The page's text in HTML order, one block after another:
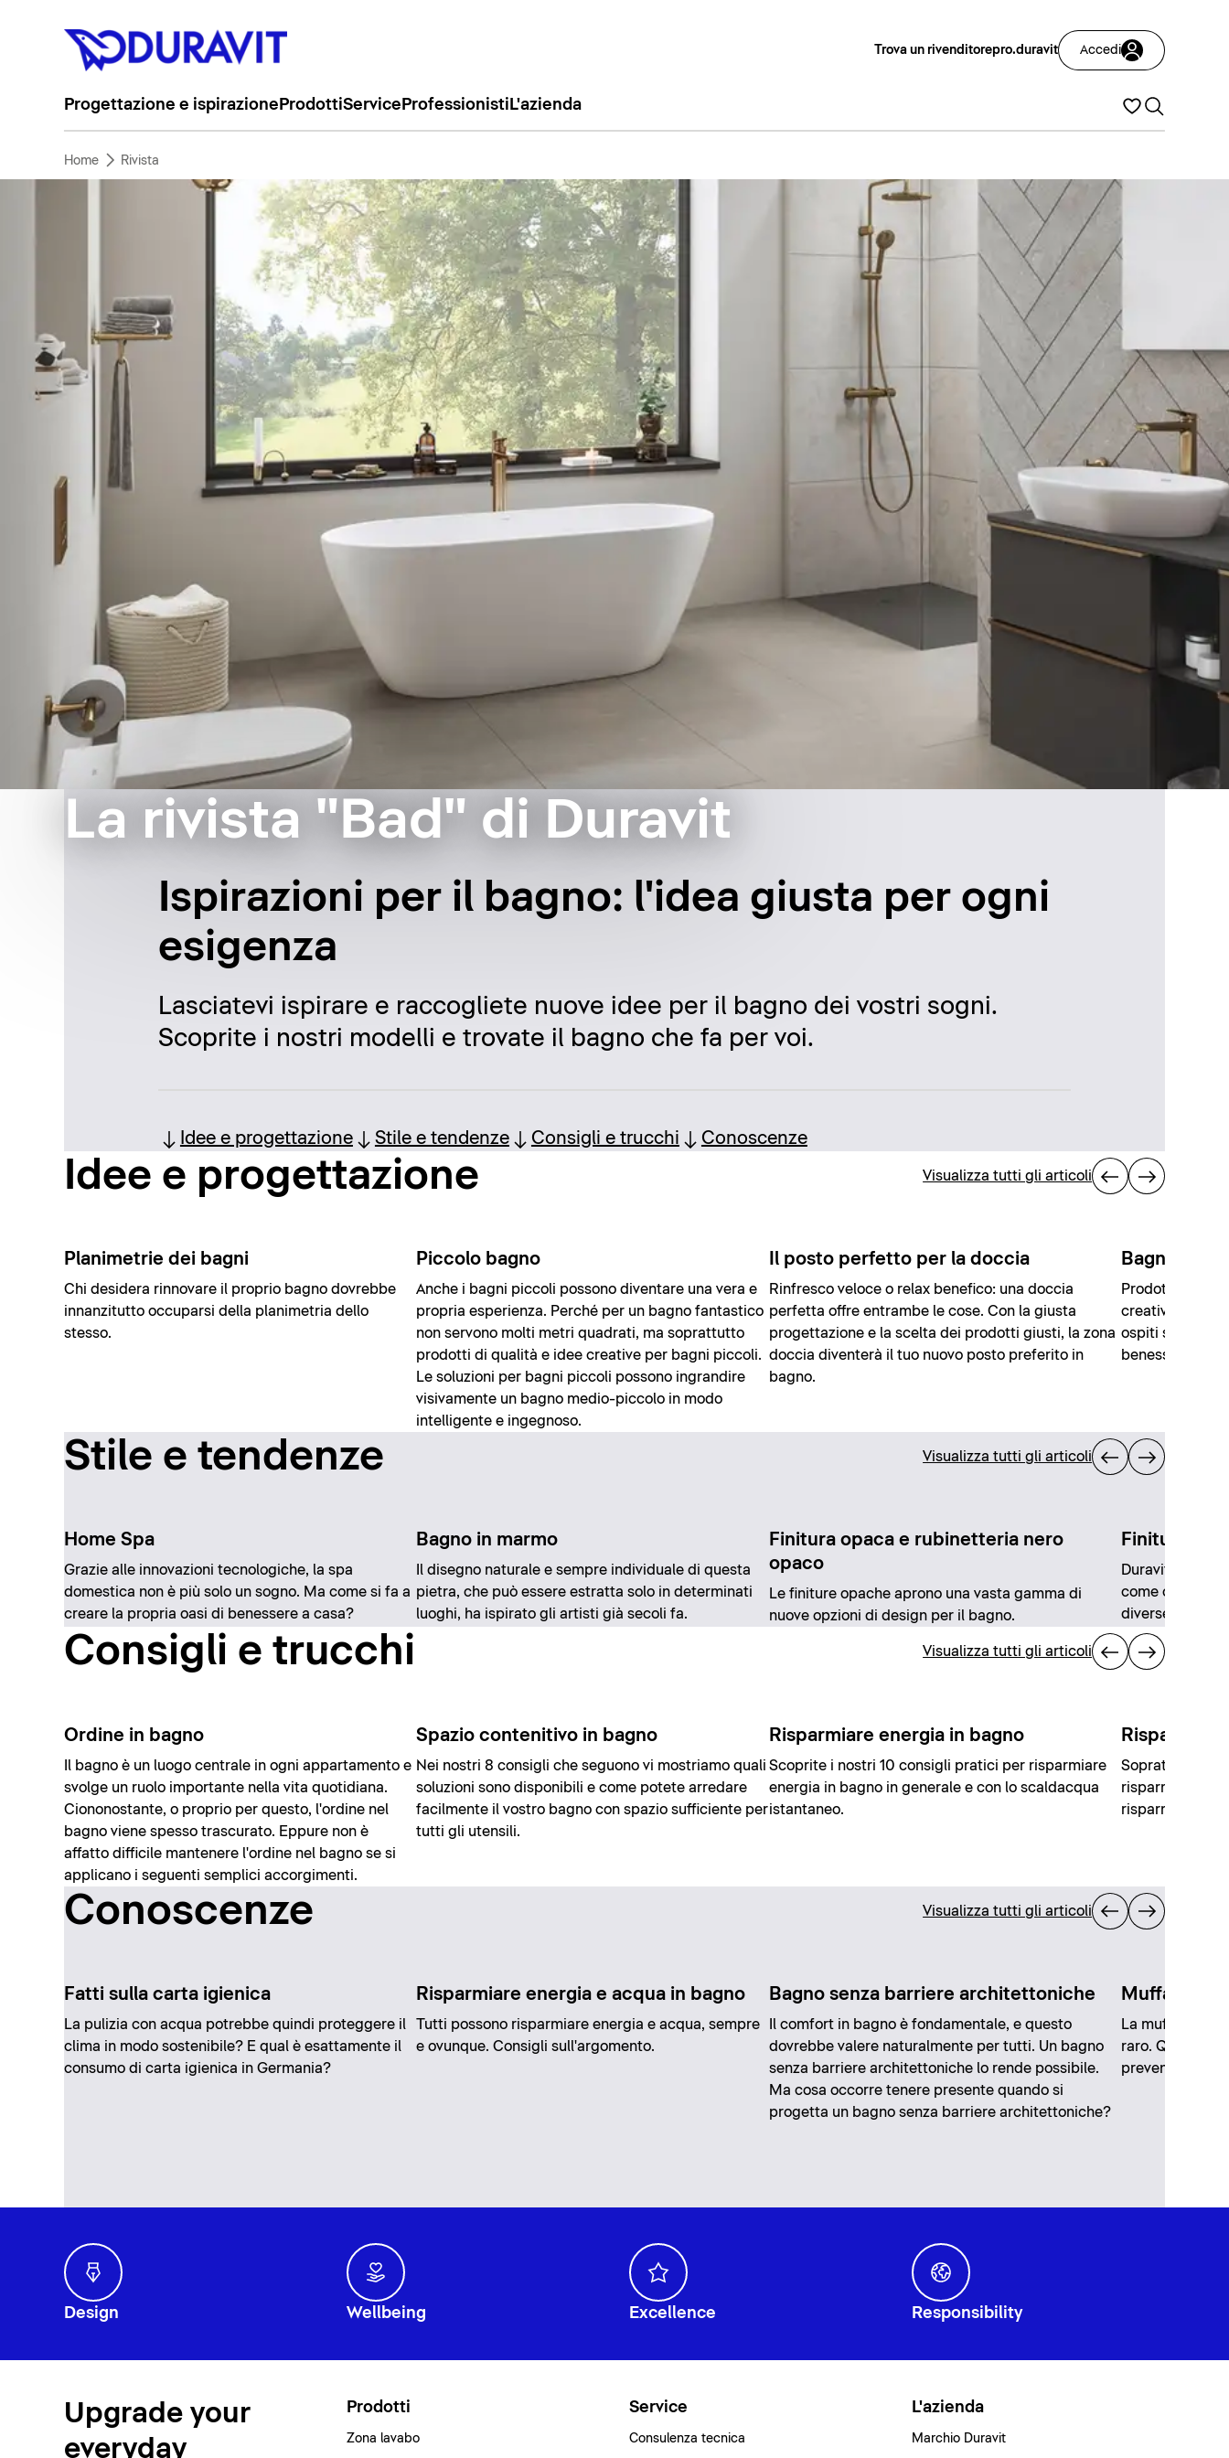
Trova un rivenditorepro.duravit Accedi
Progettazione e ispirazione ProdottiService Professionisti L'azienda
Home Rivista
La rivista "Bad" di Duravit
Ispirazioni per il bagno: l'idea giusta per ogni
esigenza
Lasciatevi ispirare e raccogliete nuove idee per il bagno dei vostri sogni.
Scoprite i nostri modelli e trovate il bagno che fa per voi.
Idee e progettazione Stile e tendenze Consigli e trucchi Conoscenze
Idee e progettazione Visualizza tutti gli articoli
Planimetrie dei bagni
Chi desidera rinnovare il proprio bagno dovrebbe
innanzitutto occuparsi della planimetria dello
stesso.
Piccolo bagno
Anche i bagni piccoli possono diventare una vera e
propria esperienza. Perché per un bagno fantastico
non servono molti metri quadrati, ma soprattutto
prodotti di qualità e idee creative per bagni piccoli.
Le soluzioni per bagni piccoli possono ingrandire
visivamente un bagno medio-piccolo in modo
intelligente e ingegnoso.
Il posto perfetto per la doccia
Rinfresco veloce o relax benefico: una doccia
perfetta offre entrambe le cose. Con la giusta
progettazione e la scelta dei prodotti giusti, la zona
doccia diventerà il tuo nuovo posto preferito in
bagno.
Bagni per
Prodotti
creatività
ospiti spoglio
benessere.
Stile e tendenze Visualizza tutti gli articoli
Home Spa
Grazie alle innovazioni tecnologiche, la spa
domestica non è più solo un sogno. Ma come si fa a
creare la propria oasi di benessere a casa?
Bagno in marmo
Il disegno naturale e sempre individuale di questa
pietra, che può essere estratta solo in determinati
luoghi, ha ispirato gli artisti già secoli fa.
Finitura opaca e rubinetteria nero
opaco
Le finiture opache aprono una vasta gamma di
nuove opzioni di design per il bagno.
Finiture nel
Duravit offre
come oro
diverse
Consigli e trucchi Visualizza tutti gli articoli
Ordine in bagno
Il bagno è un luogo centrale in ogni appartamento e
svolge un ruolo importante nella vita quotidiana.
Ciononostante, o proprio per questo, l'ordine nel
bagno viene spesso trascurato. Eppure non è
affatto difficile mantenere l'ordine nel bagno se si
applicano i seguenti semplici accorgimenti.
Spazio contenitivo in bagno
Nei nostri 8 consigli che seguono vi mostriamo quali
soluzioni sono disponibili e come potete arredare
facilmente il vostro bagno con spazio sufficiente per
tutti gli utensili.
Risparmiare energia in bagno
Scoprite i nostri 10 consigli pratici per risparmiare
energia in bagno in generale e con lo scaldacqua
istantaneo.
Soprattutto in
risparmiare
risparmiare
Conoscenze Visualizza tutti gli articoli
Fatti sulla carta igienica
La pulizia con acqua potrebbe quindi proteggere il
clima in modo sostenibile? E qual è esattamente il
consumo di carta igienica in Germania?
Risparmiare energia e acqua in bagno
Tutti possono risparmiare energia e acqua, sempre
e ovunque. Consigli sull'argomento.
Bagno senza barriere architettoniche
Il comfort in bagno è fondamentale, e questo
dovrebbe valere naturalmente per tutti. Un bagno
senza barriere architettoniche lo rende possibile.
Ma cosa occorre tenere presente quando si
progetta un bagno senza barriere architettoniche?
Muffa in
La muffa è un
raro. Qui
prevenirne la
Design Wellbeing Excellence Responsibility
Upgrade your
everyday
Prodotti
Zona lavabo
Service
Consulenza tecnica
L'azienda
Marchio Duravit